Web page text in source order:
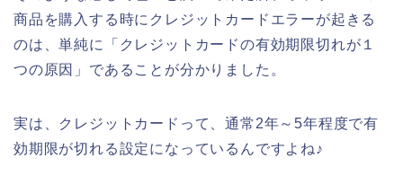
商品を購入する時にクレジットカードエラーが起きる
のは、単純に「クレジットカードの有効期限切れが１
つの原因」であることが分かりました。
実は、クレジットカードって、通常2年～5年程度で有
効期限が切れる設定になっているんですよね♪